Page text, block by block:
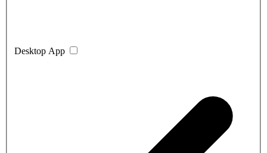
Desktop App